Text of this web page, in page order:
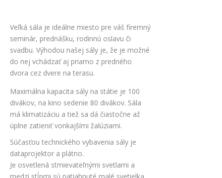
Veľká sála je ideálne miesto pre váš firemný
seminár, prednášku, rodinnú oslavu či
svadbu. Výhodou našej sály je, že je možné
do nej vchádzať aj priamo z predného
dvora cez dvere na terasu.
Maximálna kapacita sály na státie je 100
divákov, na kino sedenie 80 divákov. Sála
má klimatizáciu a tiež sa dá čiastočne až
úplne zatieniť vonkajšími žalúziami.
Súčasťou technického vybavenia sály je
dataprojektor a plátno.
Je osvetlená stmievateľnými svetlami a
medzi stĺpmi sú natiahnuté malé svetielka